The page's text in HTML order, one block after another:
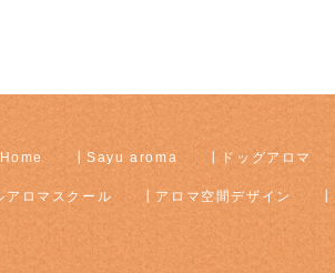
Home Sayu aroma ドッグアロマ
アロマスクール アロマ空間デザイン